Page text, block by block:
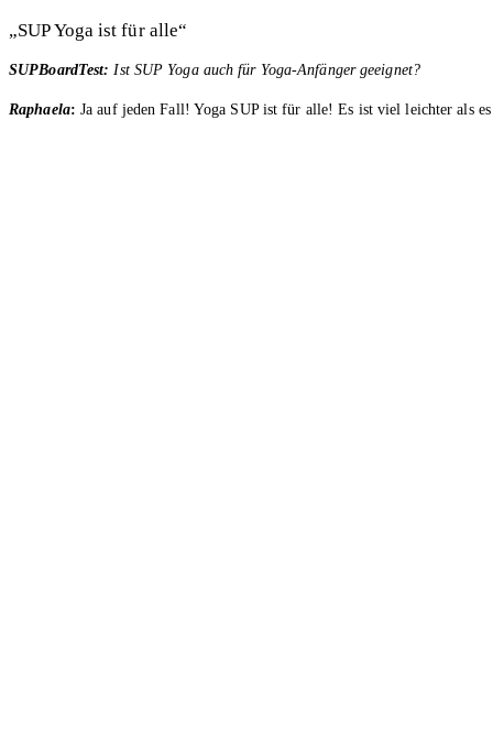
„SUP Yoga ist für alle“
SUPBoardTest: Ist SUP Yoga auch für Yoga-Anfänger geeignet?
Raphaela: Ja auf jeden Fall! Yoga SUP ist für alle! Es ist viel leichter als